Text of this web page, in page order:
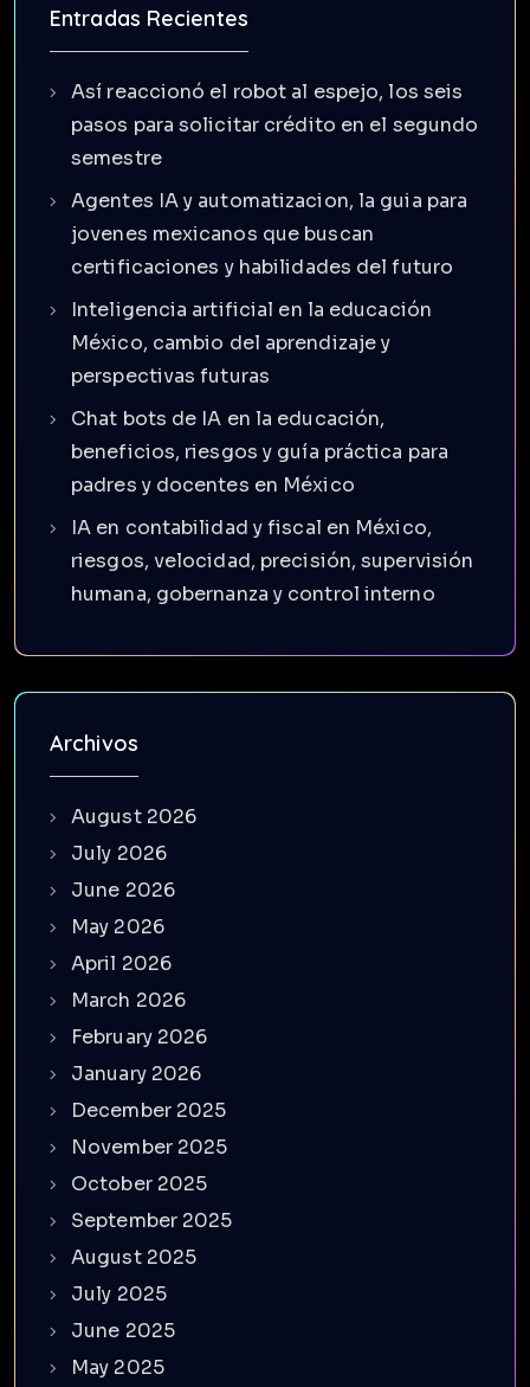
Entradas Recientes
Así reaccionó el robot al espejo, los seis
pasos para solicitar crédito en el segundo
semestre
Agentes IA y automatizacion, la guia para
jovenes mexicanos que buscan
certificaciones y habilidades del futuro
Inteligencia artificial en la educación
México, cambio del aprendizaje y
perspectivas futuras
Chat bots de IA en la educación,
beneficios, riesgos y guía práctica para
padres y docentes en México
IA en contabilidad y fiscal en México,
riesgos, velocidad, precisión, supervisión
humana, gobernanza y control interno
Archivos
August 2026
July 2026
June 2026
May 2026
April 2026
March 2026
February 2026
January 2026
December 2025
November 2025
October 2025
September 2025
August 2025
July 2025
June 2025
May 2025